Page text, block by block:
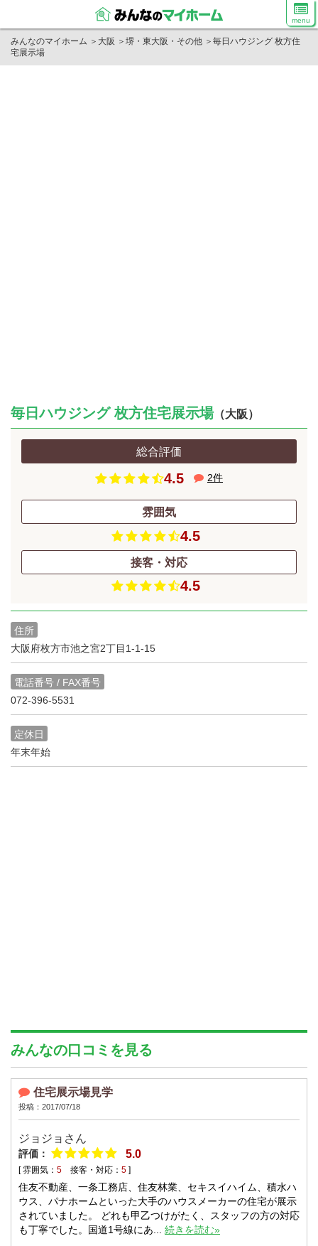
menu
みんなのマイホーム ＞ 大阪 ＞ 堺・東大阪・その他 ＞ 毎日ハウジング 枚方住
宅展示場
毎日ハウジング 枚方住宅展示場（大阪）
総合評価
4.5 2件
雰囲気
4.5
接客・対応
4.5
住所
大阪府枚方市池之宮2丁目1-1-15
電話番号 / FAX番号
072-396-5531
定休日
年末年始
みんなの口コミを見る
住宅展示場見学
投稿：2017/07/18
ジョジョ さん
評価： 5.0
[ 雰囲気： 5 接客・対応： 5 ]
住友不動産、一条工務店、住友林業、セキスイハイム、積水ハ
ウス、パナホームといった大手のハウスメーカーの住宅が展示
されていました。 どれも甲乙つけがたく、スタッフの方の対応
も丁寧でした。国道1号線にあ...
続きを読む»